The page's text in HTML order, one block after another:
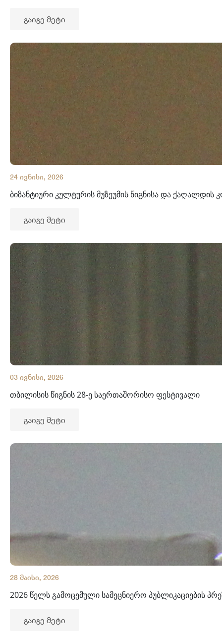
გაიგე მეტი
24 ივნისი, 2026
ბიზანტიური კულტურის მუზეუმის წიგნისა და
გაიგე მეტი
03 ივნისი, 2026
თბილისის წიგნის 28-ე საერთაშორისო ფესტივალი
გაიგე მეტი
28 მაისი, 2026
2026 წელს გამოცემული სამეცნიერო პუბლიკაციების
გაიგე მეტი